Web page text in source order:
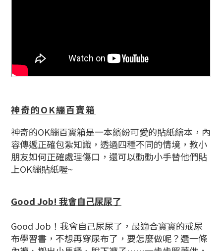
神奇的OK繃百寶箱
神奇的OK繃百寶箱是一本繽紛可愛的貼紙繪本，內
容傳遞正確包紮知識，透過四種不同的情境，教小
朋友如何正確處理傷口，還可以動動小手替他們貼
上OK繃貼紙喔~
Good Job! 我會自己尿尿了
Good Job！我會自己尿尿了，最適合寶寶的戒尿
布學習書，不想再穿尿布了，要怎麼做呢？選一條